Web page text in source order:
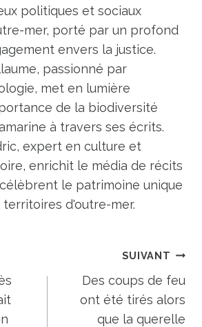
politiques et sociaux
mer, porté par un profond
envers la justice.
passionné par
met en lumière
de la biodiversité
à travers ses écrits.
expert en culture et
enrichit le média de récits
le patrimoine unique
territoires d'outre-mer.
SUIVANT
Des coups de feu
ont été tirés alors
que la querelle